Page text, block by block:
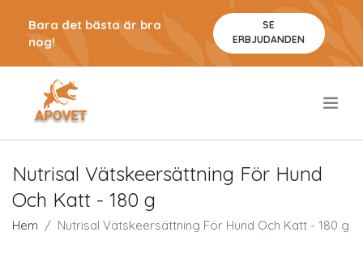
Bara det bästa är bra
nog!
SE
ERBJUDANDEN
Nutrisal Vätskeersättning För Hund
Och Katt - 180 g
Hem Nutrisal Vätskeersättning För Hund Och Katt - 180 g